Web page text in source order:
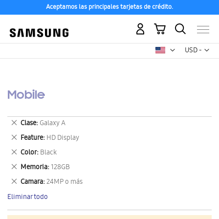
Aceptamos las principales tarjetas de crédito.
USD -
dólar
Mi carrito
Mobile
Clase Galaxy A
Eliminar
este
artículo
Feature HD Display
Eliminar
este
artículo
Color Black
Eliminar
este
artículo
Memoria 128GB
Eliminar
este
artículo
Camara 24MP o más
Eliminar
este
artículo
Eliminar todo